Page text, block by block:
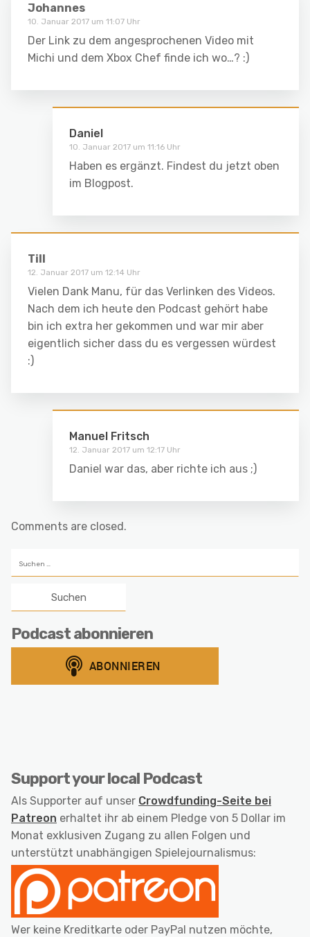
Johannes
10. Januar 2017 um 11:07 Uhr
Der Link zu dem angesprochenen Video mit
Michi und dem Xbox Chef finde ich wo…? :)
Daniel
10. Januar 2017 um 11:16 Uhr
Haben es ergänzt. Findest du jetzt oben
im Blogpost.
Till
12. Januar 2017 um 12:14 Uhr
Vielen Dank Manu, für das Verlinken des Videos.
Nach dem ich heute den Podcast gehört habe
bin ich extra her gekommen und war mir aber
eigentlich sicher dass du es vergessen würdest
:)
Manuel Fritsch
12. Januar 2017 um 12:17 Uhr
Daniel war das, aber richte ich aus ;)
Comments are closed.
nach:
Podcast abonnieren
Support your local Podcast
Als Supporter auf unser Crowdfunding-Seite bei
Patreon erhaltet ihr ab einem Pledge von 5 Dollar im
Monat exklusiven Zugang zu allen Folgen und
unterstützt unabhängigen Spielejournalismus:
Wer keine Kreditkarte oder PayPal nutzen möchte,